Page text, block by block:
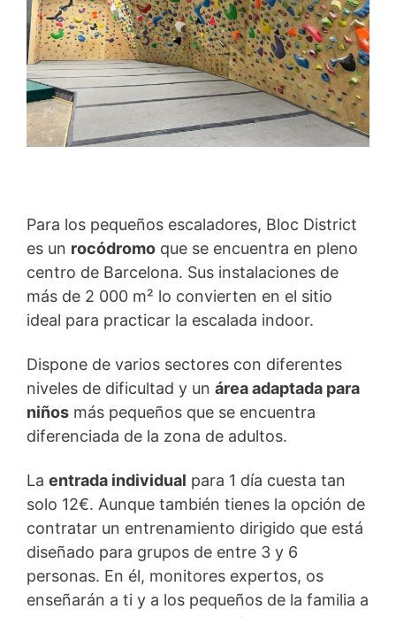
Para los pequeños escaladores, Bloc District
es un rocódromo que se encuentra en pleno
centro de Barcelona. Sus instalaciones de
más de 2 000 m² lo convierten en el sitio
ideal para practicar la escalada indoor.
Dispone de varios sectores con diferentes
niveles de dificultad y un área adaptada para
niños más pequeños que se encuentra
diferenciada de la zona de adultos.
La entrada individual para 1 día cuesta tan
solo 12€. Aunque también tienes la opción de
contratar un entrenamiento dirigido que está
diseñado para grupos de entre 3 y 6
personas. En él, monitores expertos, os
enseñarán a ti y a los pequeños de la familia a